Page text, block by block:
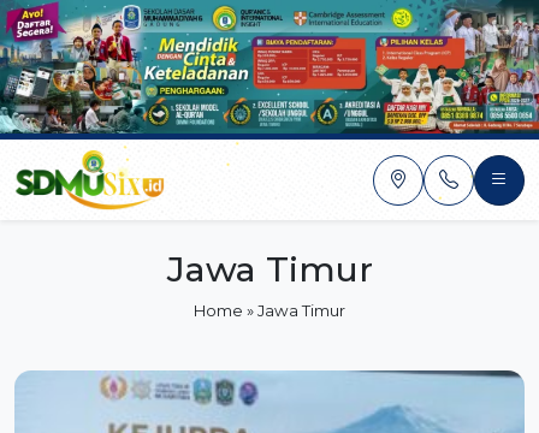
Skip
to
content
Jawa Timur
Home »Jawa Timur